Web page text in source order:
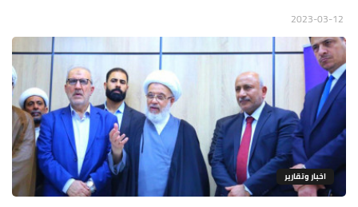
اخبار وتقارير